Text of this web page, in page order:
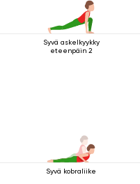
Syvä askelkyykky
eteenpäin 2
Syvä kobraliike